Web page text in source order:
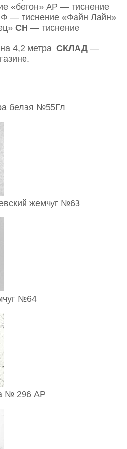
«бетон» АР — тиснение
— тиснение «Файн Лайн»
СН — тиснение
4,2 метра СКЛАД —
белая №55Гл
жемчуг №63
№64
№ 296 АР